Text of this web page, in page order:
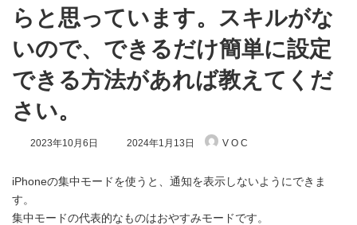
らと思っています。スキルがな
いので、できるだけ簡単に設定
できる方法があれば教えてくだ
さい。
2023年10月6日
最
新
:
2024年1月13日 V O C
iPhoneの集中モードを使うと、通知を表示しないようにできま
す。
集中モードの代表的なものはおやすみモードです。